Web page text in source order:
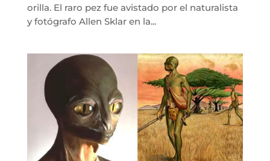
orilla. El raro pez fue avistado por el naturalista
y fotógrafo Allen Sklar en la...